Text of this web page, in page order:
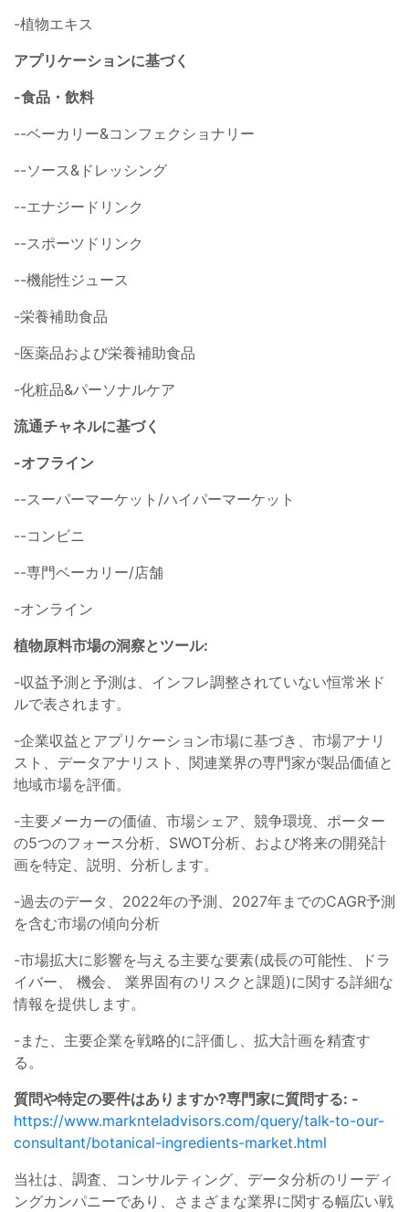
-植物エキス
アプリケーションに基づく
-食品・飲料
--ベーカリー&コンフェクショナリー
--ソース&ドレッシング
--エナジードリンク
--スポーツドリンク
--機能性ジュース
-栄養補助食品
-医薬品および栄養補助食品
-化粧品&パーソナルケア
流通チャネルに基づく
-オフライン
--スーパーマーケット/ハイパーマーケット
--コンビニ
--専門ベーカリー/店舗
-オンライン
植物原料市場の洞察とツール:
-収益予測と予測は、インフレ調整されていない恒常米ド
ルで表されます。
-企業収益とアプリケーション市場に基づき、市場アナリ
スト、データアナリスト、関連業界の専門家が製品価値と
地域市場を評価。
-主要メーカーの価値、市場シェア、競争環境、ポーター
の5つのフォース分析、SWOT分析、および将来の開発計
画を特定、説明、分析します。
-過去のデータ、2022年の予測、2027年までのCAGR予測
を含む市場の傾向分析
-市場拡大に影響を与える主要な要素(成長の可能性、ドラ
イバー、 機会、 業界固有のリスクと課題)に関する詳細な
情報を提供します。
-また、主要企業を戦略的に評価し、拡大計画を精査す
る。
質問や特定の要件はありますか?専門家に質問する: -
https://www.marknteladvisors.com/query/talk-to-our-
consultant/botanical-ingredients-market.html
当社は、調査、コンサルティング、データ分析のリーディ
ングカンパニーであり、さまざまな業界に関する幅広い戦